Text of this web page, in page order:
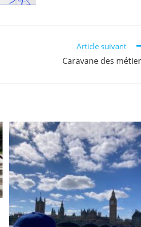
Article suivant
Caravane des